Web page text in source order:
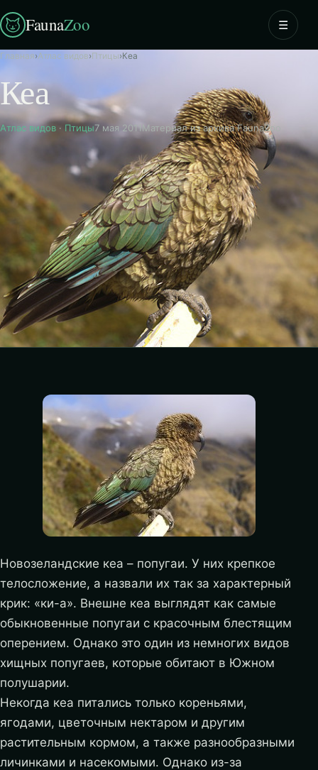
FaunaZoo ☰
Главная›Атлас видов›Птицы›Кеа
Кеа
Атлас видов · Птицы7 мая 2011Материал из архива FaunaZoo
Новозеландские кеа – попугаи. У них крепкое
телосложение, а назвали их так за характерный
крик: «ки-а». Внешне кеа выглядят как самые
обыкновенные попугаи с красочным блестящим
оперением. Однако это один из немногих видов
хищных попугаев, которые обитают в Южном
полушарии.
Некогда кеа питались только кореньями,
ягодами, цветочным нектаром и другим
растительным кормом, а также разнообразными
личинками и насекомыми. Однако из-за